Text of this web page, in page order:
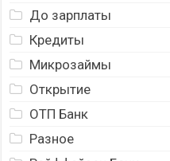
До зарплаты
Кредиты
Микрозаймы
Открытие
ОТП Банк
Разное